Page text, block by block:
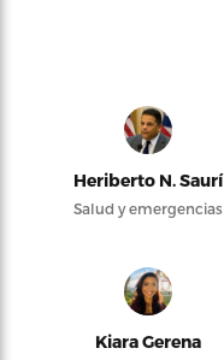
Heriberto N. Saurí
Salud y emergencias
Kiara Gerena